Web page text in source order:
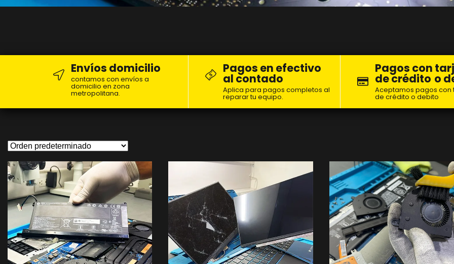
Envíos domicilio
contamos con envíos a
domicilio en zona
metropolitana.
Pagos en efectivo
al contado
Aplica para pagos completos al
reparar tu equipo.
Pagos con
de crédito o
Aceptamos pagos con
de crédito o debito